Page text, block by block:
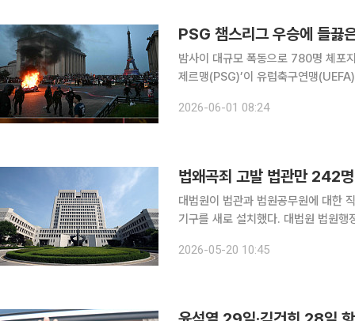
PSG 챔스리그 우승에 들끓
밤사이 대규모 폭동으로 780명 체포지난해 첫 우
제르맹(PSG)’이 유럽축구연맹
등 현지 언론에 따르면 프랑스 내무부
2026-06-01 08:24
법왜곡죄 고발 법관만 242
대법원이 법관과 법원공무원에 대한
기구를 새로 설치했다. 대법원 법원행정처는 20일 재판 독립을 위한 종합 지원기구인 ‘직무소송 지
성원에게 발생한 위험의 신속한 파악
2026-05-20 10:45